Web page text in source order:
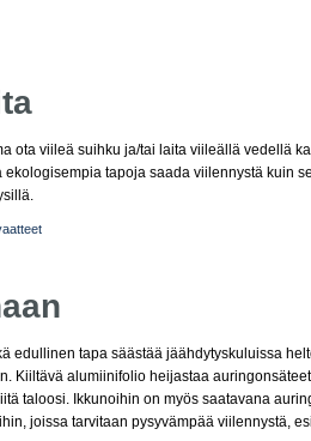
ota viileä suihku ja/tai laita viileällä vedellä
ekologisempia tapoja saada viilennystä kuin
edullinen tapa säästää jäähdytyskuluissa
Kiiltävä alumiinifolio heijastaa
taloosi. Ikkunoihin on myös saatavana
joissa tarvitaan pysyvämpää viilennystä,